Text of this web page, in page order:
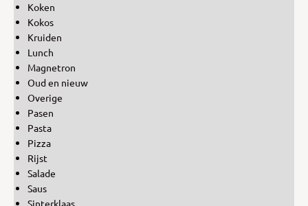
Koken
Kokos
Kruiden
Lunch
Magnetron
Oud en nieuw
Overige
Pasen
Pasta
Pizza
Rijst
Salade
Saus